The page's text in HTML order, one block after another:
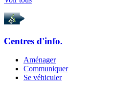
Centres d'info.
Aménager
Communiquer
Se véhiculer